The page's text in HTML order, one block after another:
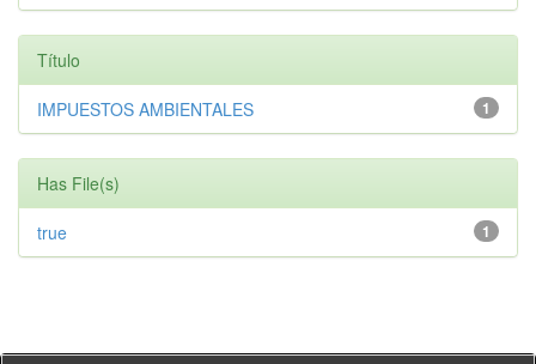
Título
1
IMPUESTOS AMBIENTALES
Has File(s)
1
true